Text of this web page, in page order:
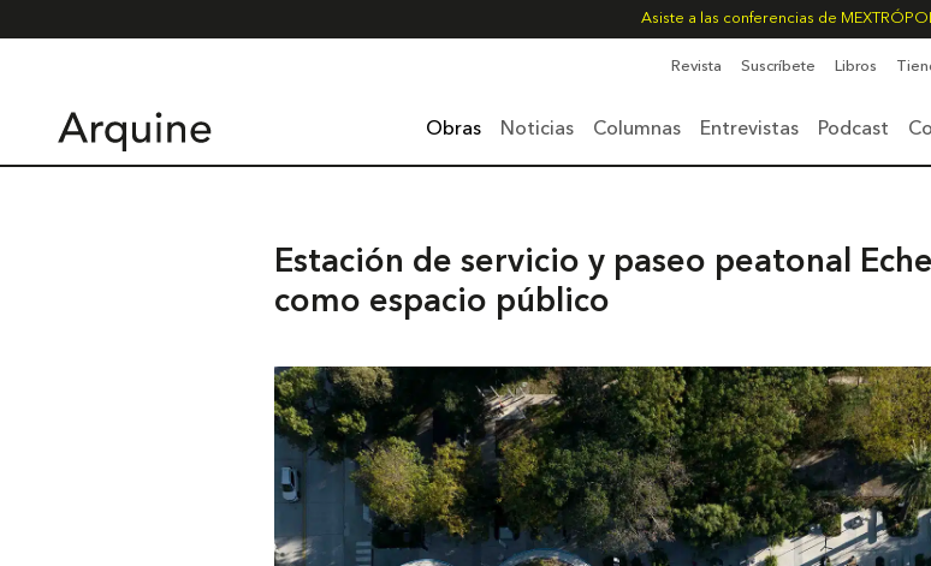
Asiste a las conferencias de
Revista Suscríbete Libros
Obras Noticias Columnas Entrevistas Podcast
Estación de servicio y paseo peatonal
como espacio público